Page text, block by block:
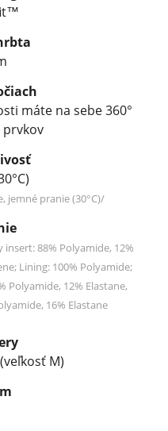
máte na sebe 360°
prvkov
jemné pranie (30°C)/
insert: 88% Polyamide, 12%
Lining: 100% Polyamide;
Polyamide, 12% Elastane,
16% Elastane
M)